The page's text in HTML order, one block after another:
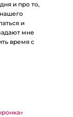
и про то,
и
мне
время с